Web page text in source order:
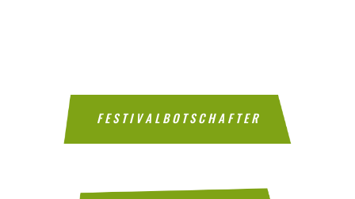
FESTIVALBOTSCHAFTER